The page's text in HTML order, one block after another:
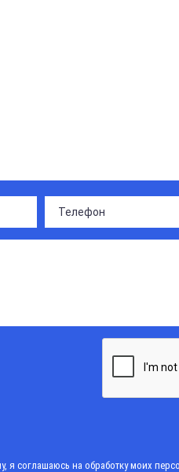
я соглашаюсь на обработку моих